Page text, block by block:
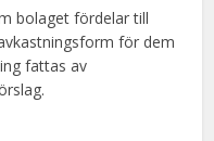
bolaget fördelar till
för dem
fattas av